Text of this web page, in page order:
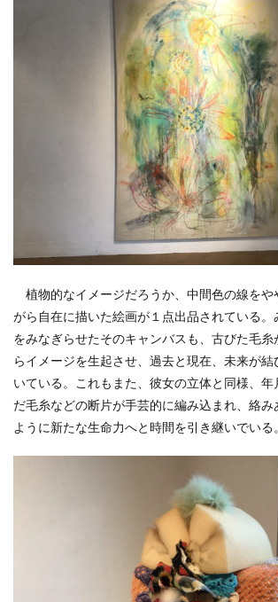
植物的なイメージだろうか、中間色の線をや
がら自在に描いた絵画が１点出品されている。
をみなぎらせたそのキャンバスも、古びた毛
らイメージを生起させ、過去と現在、未来が
いている。これもまた、彼女の立体と同様、年
だ毛糸などの断片が手芸的に編み込まれ、絡
ように新たな生命力へと時間を引き継いでいる。